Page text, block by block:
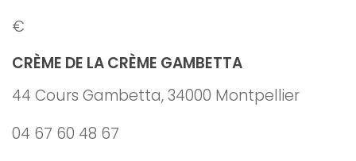
€
CRÈME DE LA CRÈME GAMBETTA
44 Cours Gambetta, 34000 Montpellier
04 67 60 48 67